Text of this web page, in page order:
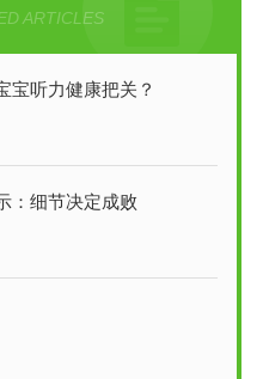
ARTICLES
宝听力健康把关？
：细节决定成败